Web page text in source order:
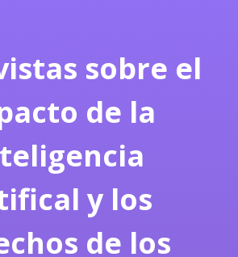
sobre el
de la
y los
de los